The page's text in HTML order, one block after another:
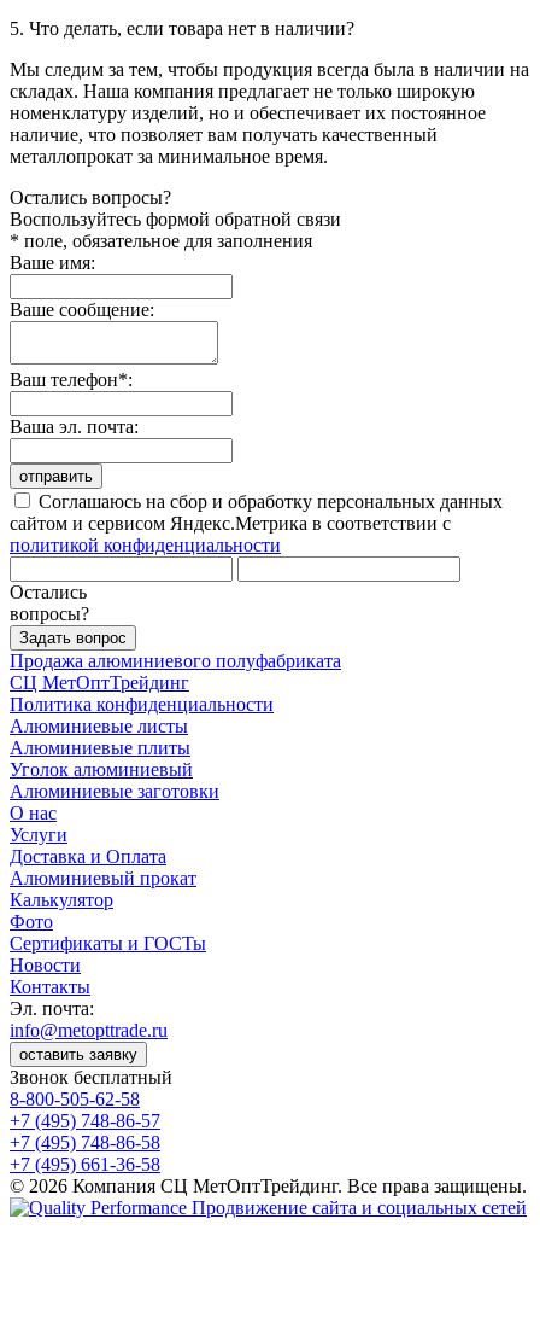
5. Что делать, если товара нет в наличии?
Мы следим за тем, чтобы продукция всегда была в наличии на
складах. Наша компания предлагает не только широкую
номенклатуру изделий, но и обеспечивает их постоянное
наличие, что позволяет вам получать качественный
металлопрокат за минимальное время.
Остались вопросы?
Воспользуйтесь формой обратной связи
* поле, обязательное для заполнения
Ваше имя:
Ваше сообщение:
Ваш телефон*:
Ваша эл. почта:
отправить
Соглашаюсь на сбор и обработку персональных данных
сайтом и сервисом Яндекс.Метрика в соответствии с
политикой конфиденциальности
Остались
вопросы?
Задать вопрос
Продажа алюминиевого полуфабриката
СЦ МетОптТрейдинг
Политика конфиденциальности
Алюминиевые листы
Алюминиевые плиты
Уголок алюминиевый
Алюминиевые заготовки
О нас
Услуги
Доставка и Оплата
Алюминиевый прокат
Калькулятор
Фото
Сертификаты и ГОСТы
Новости
Контакты
Эл. почта:
info@metopttrade.ru
оставить заявку
Звонок бесплатный
8-800-505-62-58
+7 (495) 748-86-57
+7 (495) 748-86-58
+7 (495) 661-36-58
© 2026 Компания СЦ МетОптТрейдинг. Все права защищены.
Продвижение сайта и социальных сетей